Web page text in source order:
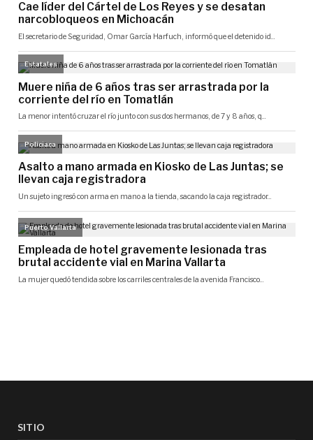
SITIO